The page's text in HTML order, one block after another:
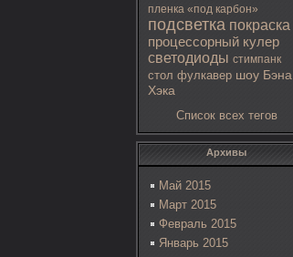
пленка «под карбон»
подсветка покраска
процессорный кулер
светодиоды стимпанк
стол фулкавер шоу Бэна
Хэка
Список всех тегов
Архивы
Май 2015
Март 2015
Февраль 2015
Январь 2015